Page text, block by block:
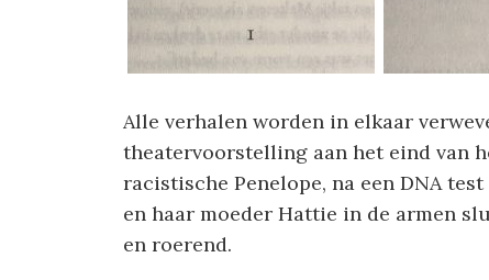
Alle verhalen worden in elkaar
theatervoorstelling aan het eind van
racistische Penelope, na een DNA
en haar moeder Hattie in de armen
en roerend.